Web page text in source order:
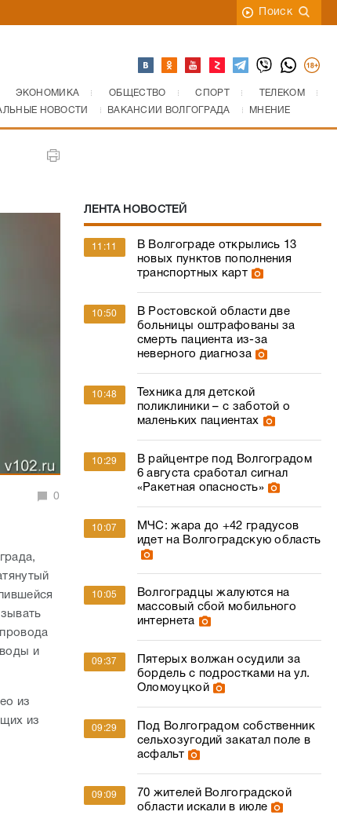
Поиск
ЭКОНОМИКА ОБЩЕСТВО СПОРТ
ТЕЛЕКОМ
НОВОСТИ ВАКАНСИИ ВОЛГОГРАДА МНЕНИЕ
0
воды и
из
из
ЛЕНТА НОВОСТЕЙ
11:11
В Волгограде открылись 13
новых пунктов пополнения
транспортных карт
10:50
В Ростовской области две
больницы оштрафованы за
смерть пациента из-за
неверного диагноза
10:48
Техника для детской
поликлиники – с заботой о
маленьких пациентах
10:29
В райцентре под Волгоградом
6 августа сработал сигнал
«Ракетная опасность»
10:07
МЧС: жара до +42 градусов
идет на Волгоградскую область
10:05
Волгоградцы жалуются на
массовый сбой мобильного
интернета
09:37
Пятерых волжан осудили за
бордель с подростками на ул.
Оломоуцкой
09:29
Под Волгоградом собственник
сельхозугодий закатал поле в
асфальт
09:09
70 жителей Волгоградской
области искали в июле